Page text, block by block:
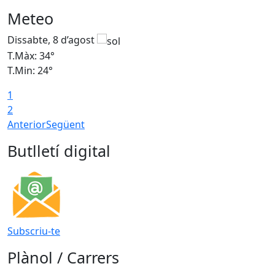
Meteo
Dissabte, 8 d’agost
T.Màx: 34°
T.Min: 24°
1
2
AnteriorSegüent
Butlletí digital
Subscriu-te
Plànol / Carrers